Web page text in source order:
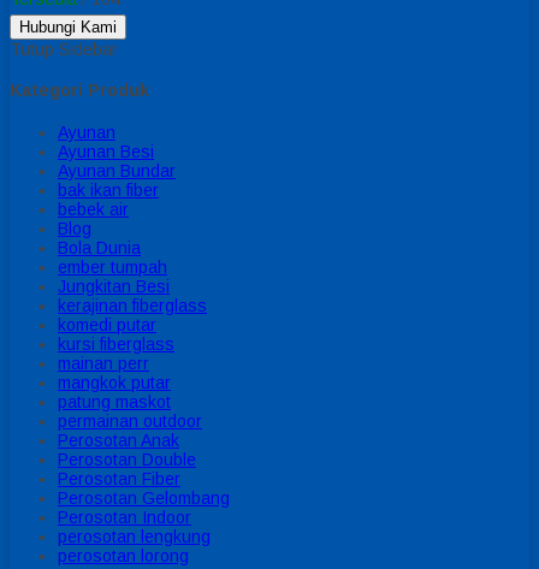
Hubungi Kami
Tutup Sidebar
Kategori Produk
Ayunan
Ayunan Besi
Ayunan Bundar
bak ikan fiber
bebek air
Blog
Bola Dunia
ember tumpah
Jungkitan Besi
kerajinan fiberglass
komedi putar
kursi fiberglass
mainan perr
mangkok putar
patung maskot
permainan outdoor
Perosotan Anak
Perosotan Double
Perosotan Fiber
Perosotan Gelombang
Perosotan Indoor
perosotan lengkung
perosotan lorong